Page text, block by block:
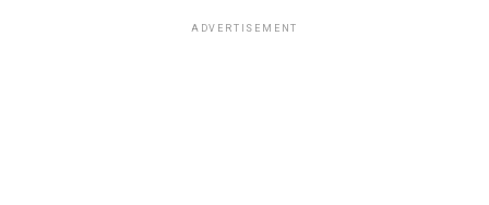
ADVERTISEMENT